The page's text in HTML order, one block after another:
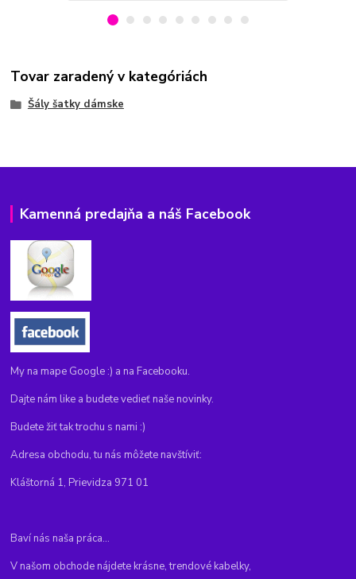
Tovar zaradený v kategóriách
Šály šatky dámske
Kamenná predajňa a náš Facebook
My na mape Google :) a na Facebooku.
Dajte nám like a budete vedieť naše novinky.
Budete žiť tak trochu s nami :)
Adresa obchodu, tu nás môžete navštíviť:
Kláštorná 1, Prievidza 971 01
Baví nás naša práca...
V našom obchode nájdete krásne, trendové kabelky,